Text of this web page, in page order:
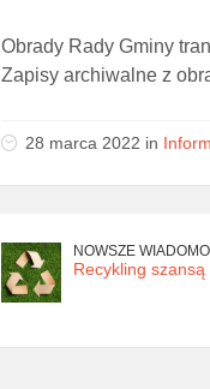
Obrady Rady Gminy
Zapisy archiwalne z
28 marca 2022 in
NOWSZE
Recykling